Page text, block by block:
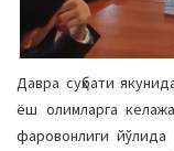
Давра суҳбати
ёш олимларга
фаровонлиги